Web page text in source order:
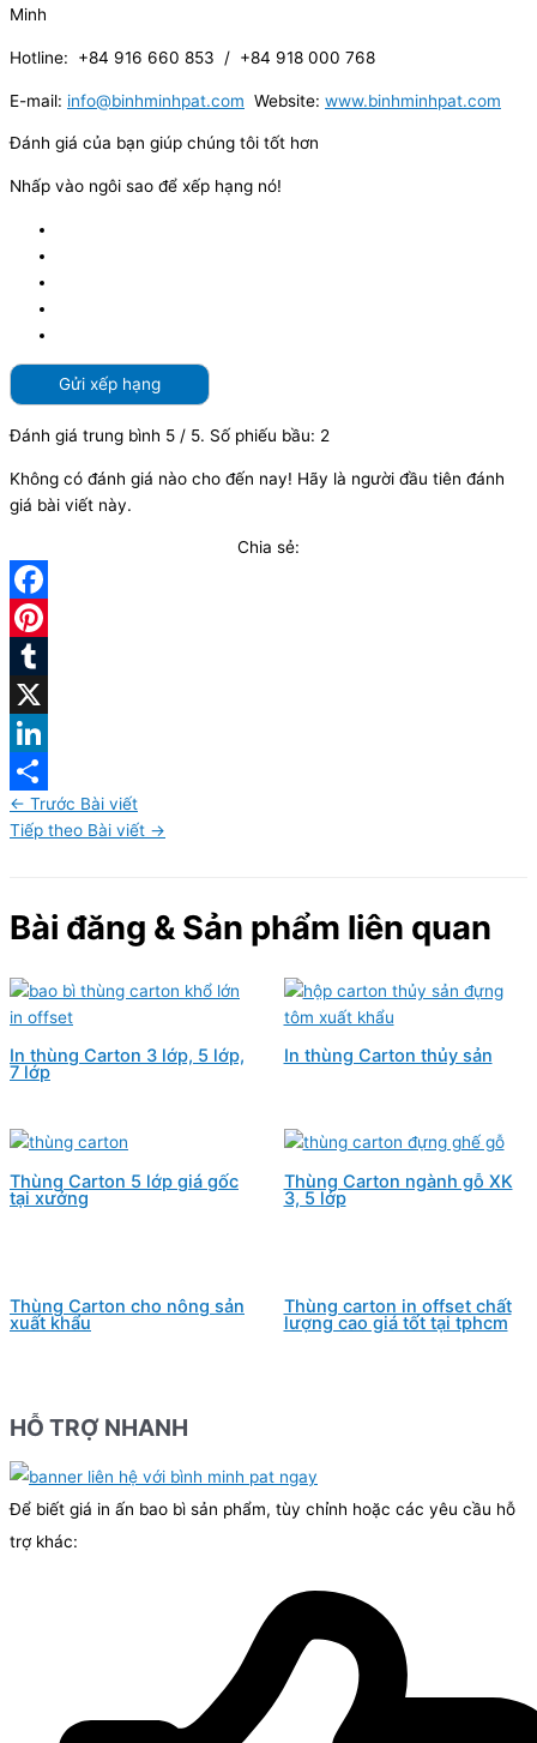
Minh
Hotline: +84 916 660 853 / +84 918 000 768
E-mail: info@binhminhpat.com Website: www.binhminhpat.com
Đánh giá của bạn giúp chúng tôi tốt hơn
Nhấp vào ngôi sao để xếp hạng nó!
Gửi xếp hạng
Đánh giá trung bình 5 / 5. Số phiếu bầu: 2
Không có đánh giá nào cho đến nay! Hãy là người đầu tiên đánh
giá bài viết này.
Chia sẻ:
← Trước Bài viết
Tiếp theo Bài viết →
Bài đăng & Sản phẩm liên quan
In thùng Carton 3 lớp, 5 lớp,
7 lớp
In thùng Carton thủy sản
Thùng Carton 5 lớp giá gốc
tại xưởng
Thùng Carton ngành gỗ XK
3, 5 lớp
Thùng Carton cho nông sản
xuất khẩu
Thùng carton in offset chất
lượng cao giá tốt tại tphcm
HỖ TRỢ NHANH
Để biết giá in ấn bao bì sản phẩm, tùy chỉnh hoặc các yêu cầu hỗ
trợ khác: